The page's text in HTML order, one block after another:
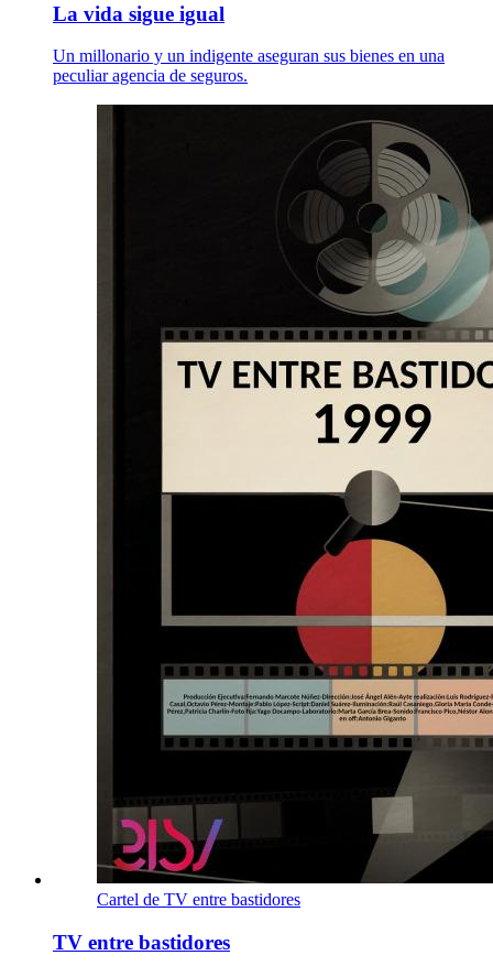
La vida sigue igual
Un millonario y un indigente aseguran sus bienes en una
peculiar agencia de seguros.
Cartel de TV entre bastidores
TV entre bastidores